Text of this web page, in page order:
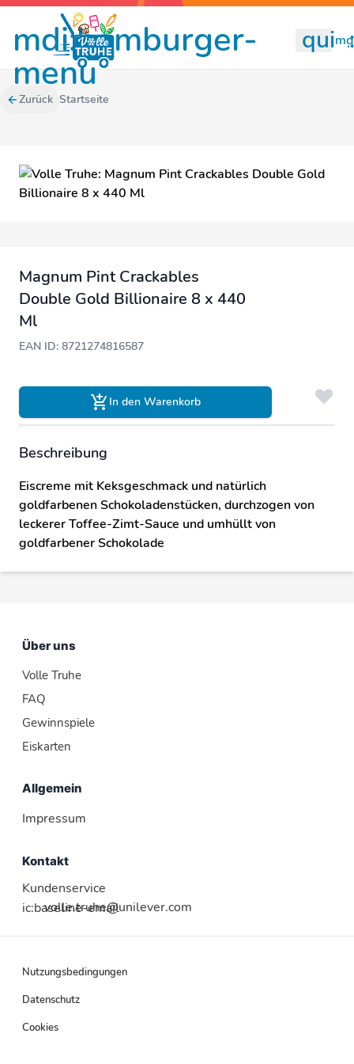
mdi:hamburger-
menu
Zurück Startseite
Magnum Pint Crackables
Double Gold Billionaire 8 x 440
Ml
EAN ID: 8721274816587
In den Warenkorb
Beschreibung
Eiscreme mit Keksgeschmack und natürlich
goldfarbenen Schokoladenstücken, durchzogen von
leckerer Toffee-Zimt-Sauce und umhüllt von
goldfarbener Schokolade
Über uns
Volle Truhe
FAQ
Gewinnspiele
Eiskarten
Allgemein
Impressum
Kontakt
Kundenservice
ic:baseline-email
volle.truhe@unilever.com
Nutzungsbedingungen
Datenschutz
Cookies